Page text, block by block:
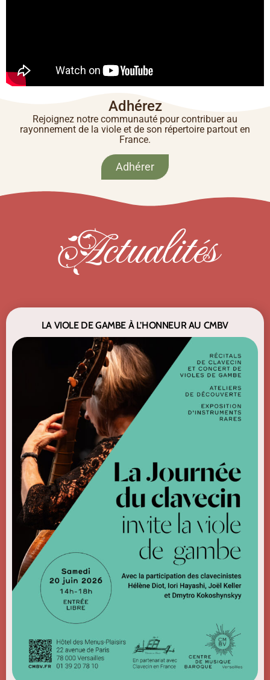
Adhérez
Rejoignez notre communauté pour contribuer au
rayonnement de la viole et de son répertoire partout en
France.
Adhérer
Actualités
LA VIOLE DE GAMBE À L’HONNEUR AU CMBV